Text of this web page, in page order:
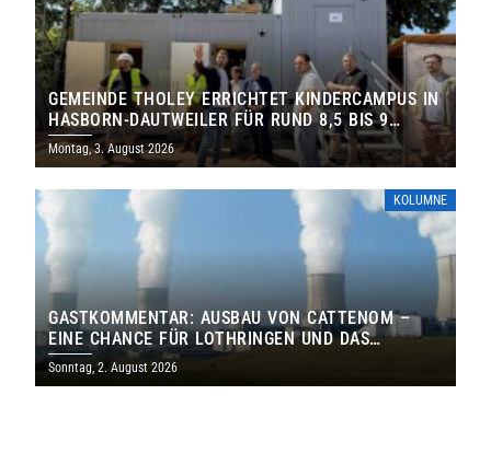
GEMEINDE THOLEY ERRICHTET KINDERCAMPUS IN
HASBORN-DAUTWEILER FÜR RUND 8,5 BIS 9
MILLIONEN EURO
Montag, 3. August 2026
KOLUMNE
GASTKOMMENTAR: AUSBAU VON CATTENOM –
EINE CHANCE FÜR LOTHRINGEN UND DAS
SAARLAND
Sonntag, 2. August 2026